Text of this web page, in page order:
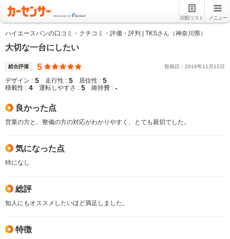
比較リスト メニュー
ハイエースバンの口コミ・クチコミ・評価・評判 | TKSさん（神奈川県）
大切な一台にしたい
総合評価 5 投稿日： 2018年11 月 12日
デザイン : 5 走行性 : 5 居住性 : 5
積載性 : 4 運転しやすさ : 5 維持費 : -
良かった点
営業の方と、整備の方の対応がわかりやすく、とても親切でした。
気になった点
特になし
総評
知人にもオススメしたいほど満足しました。
特徴